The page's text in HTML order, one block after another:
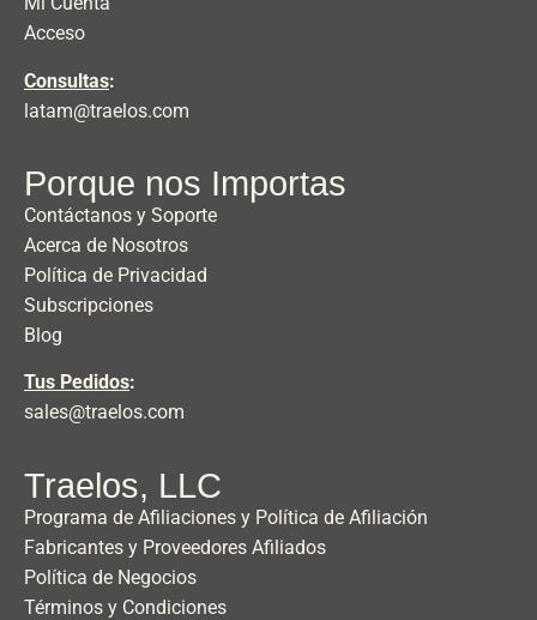
Acceso
Consultas:
latam@traelos.com
Porque nos Importas
Contáctanos y Soporte
Acerca de Nosotros
Política de Privacidad
Subscripciones
Blog
Tus Pedidos:
sales@traelos.com
Traelos, LLC
Programa de Afiliaciones y Política de Afiliación
Fabricantes y Proveedores Afiliados
Política de Negocios
Términos y Condiciones